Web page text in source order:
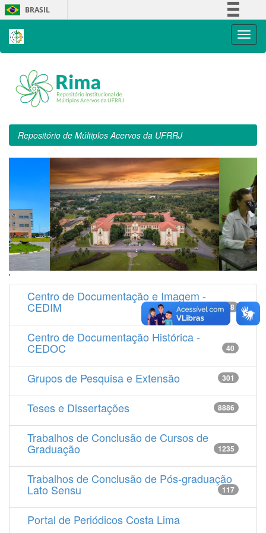
Skip
navigation
BRASIL
Repositório de Múltiplos Acervos da UFRRJ
'
Centro de Documentação e Imagem -
CEDIM 14538
Centro de Documentação Histórica -
CEDOC 40
Grupos de Pesquisa e Extensão 301
Teses e Dissertações 8886
Trabalhos de Conclusão de Cursos de
Graduação 1235
Trabalhos de Conclusão de Pós-graduação
Lato Sensu 117
Portal de Periódicos Costa Lima